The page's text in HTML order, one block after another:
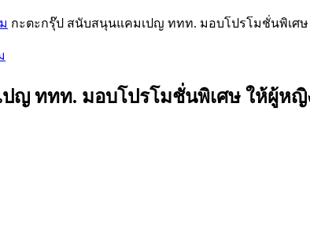
กะตะกรุ๊ป สนับสนุนแคมเปญ ททท. มอบโปรโมชั่นพิเศษ
ญ ททท. มอบโปรโมชั่นพิเศษ ให้ผู้หญิ